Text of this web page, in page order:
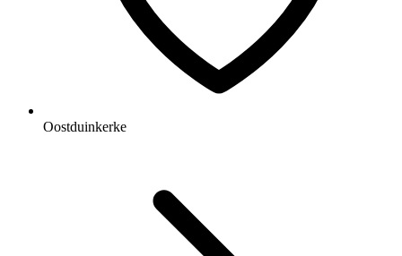
Oostduinkerke